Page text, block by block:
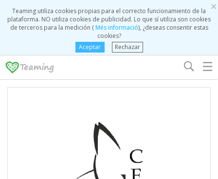
×
Teaming utiliza cookies propias para el correcto funcionamiento de la
plataforma. NO utiliza cookies de publicidad. Lo que sí utiliza son cookies
de terceros para la medición (Més informació), ¿deseas consentir estas
cookies?
Aceptar
Rechazar
☰